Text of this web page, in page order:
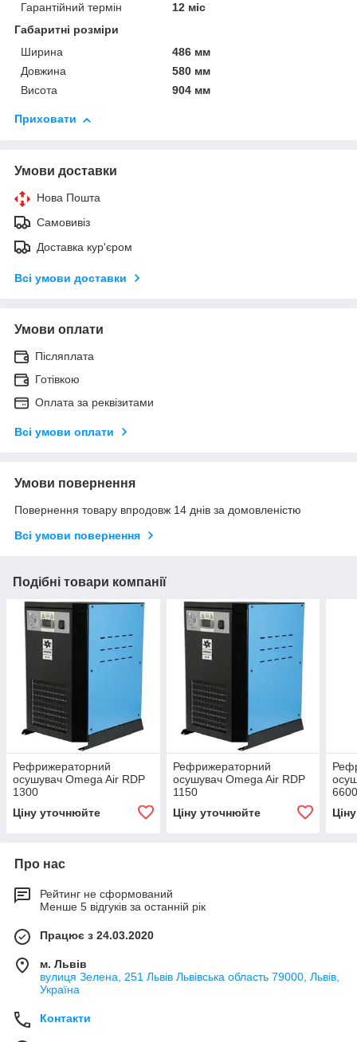
Гарантійний термін
12 міс
Габаритні розміри
Ширина
486 мм
Довжина
580 мм
Висота
904 мм
Приховати
Умови доставки
Нова Пошта
Самовивіз
Доставка кур'єром
Всі умови доставки
Умови оплати
Післяплата
Готівкою
Оплата за реквізитами
Всі умови оплати
Умови повернення
Повернення товару впродовж 14 днів за домовленістю
Всі умови повернення
Подібні товари компанії
Рефрижераторний
осушувач Omega Air RDP
1300
Ціну уточнюйте
Рефрижераторний
осушувач Omega Air RDP
1150
Ціну уточнюйте
Про нас
Рейтинг не сформований
Менше 5 відгуків за останній рік
Працює з 24.03.2020
м. Львів
вулиця Зелена, 251 Львів Львівська область 79000, Львів,
Україна
Контакти